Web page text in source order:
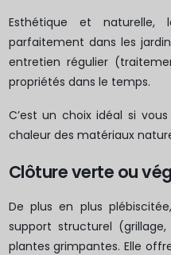
Esthétique et naturelle,
parfaitement dans les
entretien régulier
propriétés dans le temps.
C’est un choix idéal si
chaleur des matériaux
Clôture verte ou
De plus en plus
support structurel
plantes grimpantes. Elle